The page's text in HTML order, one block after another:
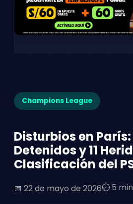
Champions League
Disturbios en París:
Detenidos y 11
Clasificación del
📅 22 de mayo de 2026⏱️ 5